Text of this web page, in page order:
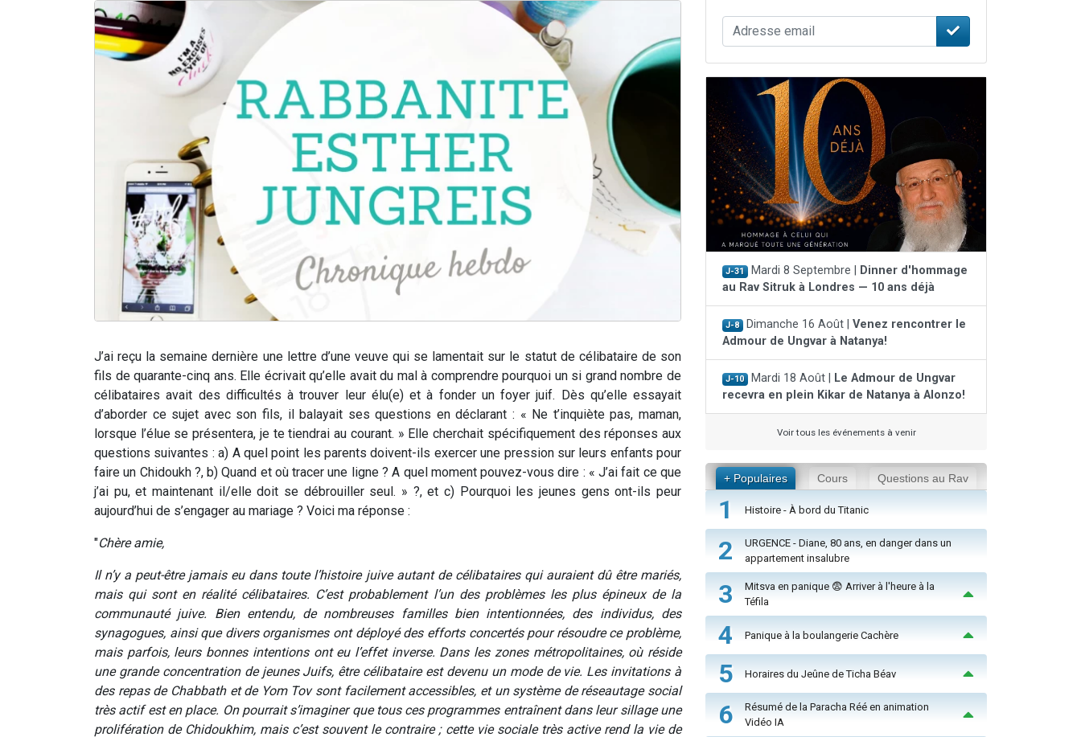
J’ai reçu la semaine dernière une lettre d’une veuve qui se lamentait sur le statut de célibataire de son
fils de quarante-cinq ans. Elle écrivait qu’elle avait du mal à comprendre pourquoi un si grand nombre de
célibataires avait des difficultés à trouver leur élu(e) et à fonder un foyer juif. Dès qu’elle essayait
d’aborder ce sujet avec son fils, il balayait ses questions en déclarant : « Ne t’inquiète pas, maman,
lorsque l’élue se présentera, je te tiendrai au courant. » Elle cherchait spécifiquement des réponses aux
questions suivantes : a) A quel point les parents doivent-ils exercer une pression sur leurs enfants pour
faire un Chidoukh ?, b) Quand et où tracer une ligne ? A quel moment pouvez-vous dire : « J’ai fait ce que
j’ai pu, et maintenant il/elle doit se débrouiller seul. » ?, et c) Pourquoi les jeunes gens ont-ils peur
aujourd’hui de s’engager au mariage ? Voici ma réponse :
"Chère amie,
Il n’y a peut-être jamais eu dans toute l’histoire juive autant de célibataires qui auraient dû être mariés,
mais qui sont en réalité célibataires. C’est probablement l’un des problèmes les plus épineux de la
communauté juive. Bien entendu, de nombreuses familles bien intentionnées, des individus, des
synagogues, ainsi que divers organismes ont déployé des efforts concertés pour résoudre ce problème,
mais parfois, leurs bonnes intentions ont eu l’effet inverse. Dans les zones métropolitaines, où réside
une grande concentration de jeunes Juifs, être célibataire est devenu un mode de vie. Les invitations à
des repas de Chabbath et de Yom Tov sont facilement accessibles, et un système de réseautage social
très actif est en place. On pourrait s’imaginer que tous ces programmes entraînent dans leur sillage une
prolifération de Chidoukhim, mais c’est souvent le contraire ; cette vie sociale très active rend la vie de
J-31 Mardi 8 Septembre |
Dinner d'hommage
au Rav Sitruk à Londres — 10 ans déjà
J-8 Dimanche 16 Août | Venez rencontrer le
Admour de Ungvar à Natanya!
J-10 Mardi 18 Août |
Le Admour de Ungvar
recevra en plein Kikar de Natanya à Alonzo!
Voir tous les événements à venir
+ Populaires Cours Questions au Rav
1 Histoire - À bord du Titanic
2
URGENCE - Diane, 80 ans, en danger dans un
appartement insalubre
3
Mitsva en panique 😨 Arriver à l'heure à la
Téfila
4 Panique à la boulangerie Cachère
5 Horaires du Jeûne de Ticha Béav
6
Résumé de la Paracha Réé en animation
Vidéo IA